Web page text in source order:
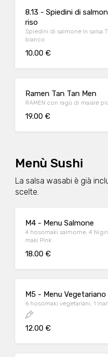
8.13 - Spiedini di
riso
Spiedini di salmone in salsa Teriyaki, riso
bianco
10.00 €
Ramen Tan Tan Men
RAMEN con ragù di maiale
19.00 €
Menù Sushi
La salsa wasabi è già
scelte.
M4 - Menu Salmone
4 hosomaki salmome, 4
maki Pink
18.00 €
M5 - Menu Vegetariano
6 hosomaki vegetariani, 1
12.00 €